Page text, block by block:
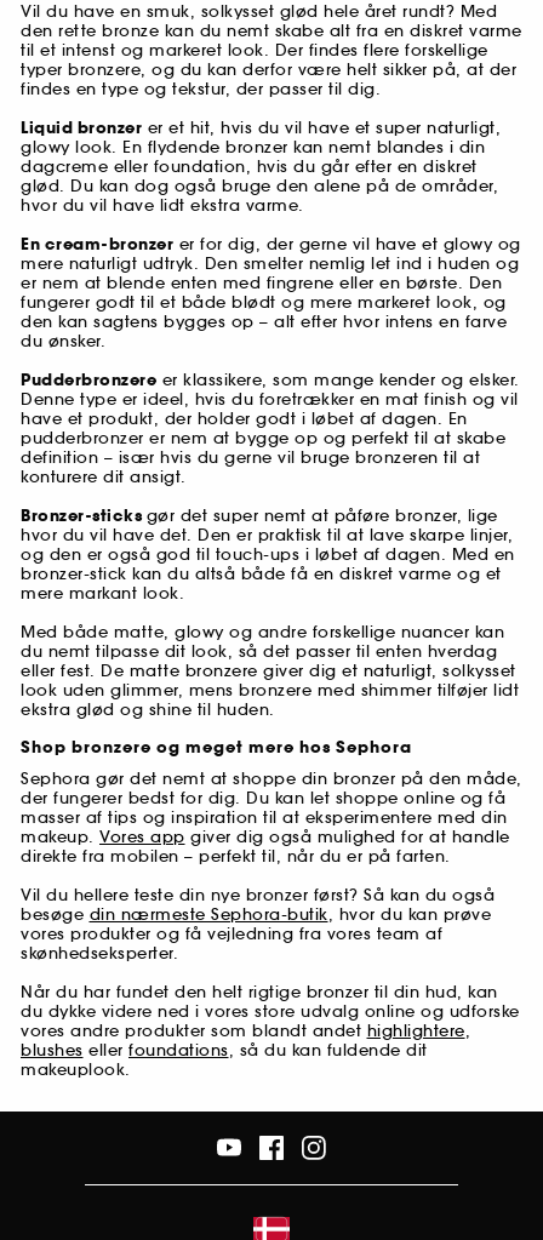
Vil du have en smuk, solkysset glød hele året rundt? Med
den rette bronze kan du nemt skabe alt fra en diskret varme
til et intenst og markeret look. Der findes flere forskellige
typer bronzere, og du kan derfor være helt sikker på, at der
findes en type og tekstur, der passer til dig.
Liquid bronzer er et hit, hvis du vil have et super naturligt,
glowy look. En flydende bronzer kan nemt blandes i din
dagcreme eller foundation, hvis du går efter en diskret
glød. Du kan dog også bruge den alene på de områder,
hvor du vil have lidt ekstra varme.
En cream-bronzer er for dig, der gerne vil have et glowy og
mere naturligt udtryk. Den smelter nemlig let ind i huden og
er nem at blende enten med fingrene eller en børste. Den
fungerer godt til et både blødt og mere markeret look, og
den kan sagtens bygges op – alt efter hvor intens en farve
du ønsker.
Pudderbronzere er klassikere, som mange kender og elsker.
Denne type er ideel, hvis du foretrækker en mat finish og vil
have et produkt, der holder godt i løbet af dagen. En
pudderbronzer er nem at bygge op og perfekt til at skabe
definition – især hvis du gerne vil bruge bronzeren til at
konturere dit ansigt.
Bronzer-sticksgør det super nemt at påføre bronzer, lige
hvor du vil have det. Den er praktisk til at lave skarpe linjer,
og den er også god til touch-ups i løbet af dagen. Med en
bronzer-stick kan du altså både få en diskret varme og et
mere markant look.
Med både matte, glowy og andre forskellige nuancer kan
du nemt tilpasse dit look, så det passer til enten hverdag
eller fest. De matte bronzere giver dig et naturligt, solkysset
look uden glimmer, mens bronzere med shimmer tilføjer lidt
ekstra glød og shine til huden.
Shop bronzere og meget mere hos Sephora
Sephora gør det nemt at shoppe din bronzer på den måde,
der fungerer bedst for dig. Du kan let shoppe online og få
masser af tips og inspiration til at eksperimentere med din
makeup. Vores app giver dig også mulighed for at handle
direkte fra mobilen – perfekt til, når du er på farten.
Vil du hellere teste din nye bronzer først? Så kan du også
besøge din nærmeste Sephora-butik, hvor du kan prøve
vores produkter og få vejledning fra vores team af
skønhedseksperter.
Når du har fundet den helt rigtige bronzer til din hud, kan
du dykke videre ned i vores store udvalg online og udforske
vores andre produkter som blandt andet highlightere,
blushes eller foundations, så du kan fuldende dit
makeuplook.